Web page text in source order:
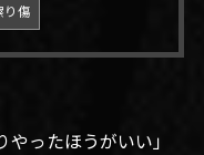
り傷
ったほうがいい」